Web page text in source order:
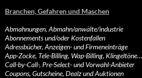
Branchen, Gefahren und Maschen
Abmahnungen, Abmahn/anwälte/industrie
Abonnements und/oder Kostenfallen
Adressbücher, Anzeigen- und Firmeneinträge
App-Zocke, Tele-Billing, Wap-Billing, Klingeltöne…
Call-by-Call-, Pre-Select- und Vorwahl-Anbieter
Coupons, Gutscheine, Dealz und Auktionen